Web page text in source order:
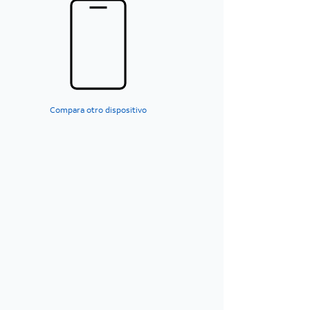
Compara otro dispositivo